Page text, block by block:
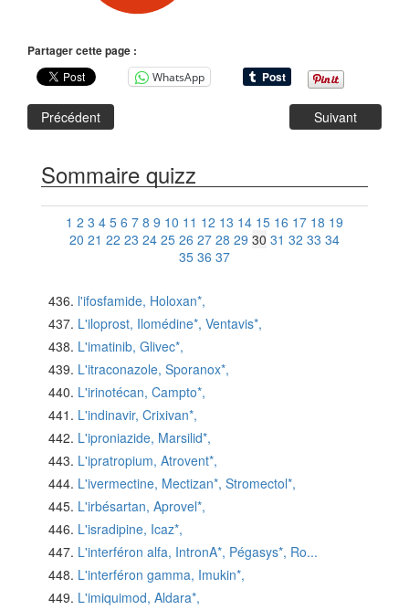
Partager cette page :
WhatsApp
Précédent Suivant
Sommaire quizz
1 2 3 4 5 6 7 8 9 10 11 12 13 14 15 16 17 18 19
20 21 22 23 24 25 26 27 28 29 30 31 32 33 34
35 36 37
l'ifosfamide, Holoxan*,
L'iloprost, Ilomédine*, Ventavis*,
L'imatinib, Glivec*,
L'itraconazole, Sporanox*,
L'irinotécan, Campto*,
L'indinavir, Crixivan*,
L'iproniazide, Marsilid*,
L'ipratropium, Atrovent*,
L'ivermectine, Mectizan*, Stromectol*,
L'irbésartan, Aprovel*,
L'isradipine, Icaz*,
L'interféron alfa, IntronA*, Pégasys*, Ro...
L'interféron gamma, Imukin*,
L'imiquimod, Aldara*,